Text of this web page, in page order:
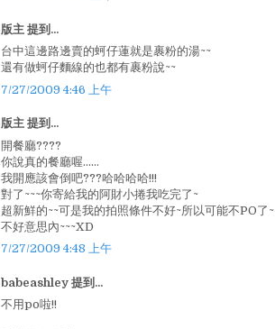
版主 提到...
台中這邊路邊賣的蚵仔蓮就是裹粉的湯~~
還有做蚵仔麵線的也都有裹粉說~~
7/27/2009 4:46 上午
版主 提到...
開餐廳????
你說真的餐廳喔......
我開應該會倒吧???哈哈哈哈!!!
對了~~~你寄給我的阿財小捲我吃完了~
超新鮮的~~可是我的拍照條件不好~所以可能不PO了~
不好意思內~~~XD
7/27/2009 4:48 上午
babeashley 提到...
不用po啦!!